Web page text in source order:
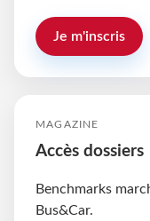
Je m'inscris
MAGAZINE
Accès dossiers
Benchmarks
Bus&Car.